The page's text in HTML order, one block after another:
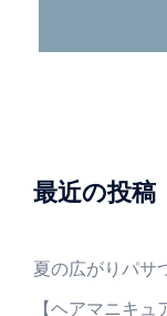
最近の投稿
夏の広がりパサ
【ヘアマニキュ